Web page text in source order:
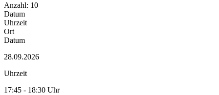
Anzahl: 10
Datum
Uhrzeit
Ort
Datum
28.09.2026
Uhrzeit
17:45 - 18:30 Uhr